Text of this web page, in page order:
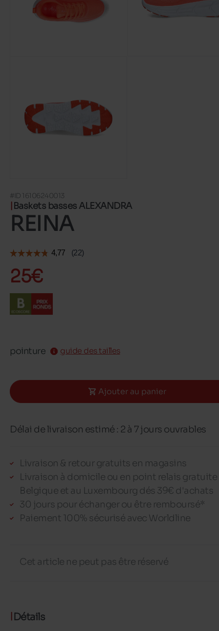
#ID 16106240013
Baskets basses ALEXANDRA
REINA
25€
pointure guide des tailles
Ajouter au panier
Délai de livraison estimé : 2 à 7 jours ouvrables
Livraison & retour gratuits en magasins
Livraison à domicile ou en point relais gratuite
Belgique et au Luxembourg dés 39€ d'achats
30 jours pour échanger ou être remboursé*
Paiement 100% sécurisé avec Worldline
Cet article ne peut pas être réservé
Détails